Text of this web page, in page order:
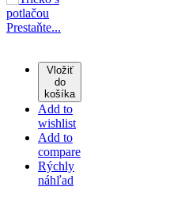
Vložiť
do
košíka
Add to
wishlist
Add to
compare
Rýchly
náhľad